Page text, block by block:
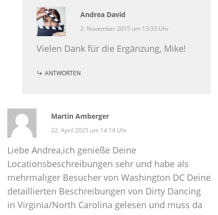
Andrea David
2. November 2015 um 13:33 Uhr
Vielen Dank für die Ergänzung, Mike!
ANTWORTEN
Martin Amberger
22. April 2025 um 14:14 Uhr
Liebe Andrea,ich genieße Deine
Locationsbeschreibungen sehr und habe als
mehrmaliger Besucher von Washington DC Deine
detaillierten Beschreibungen von Dirty Dancing
in Virginia/North Carolina gelesen und muss da